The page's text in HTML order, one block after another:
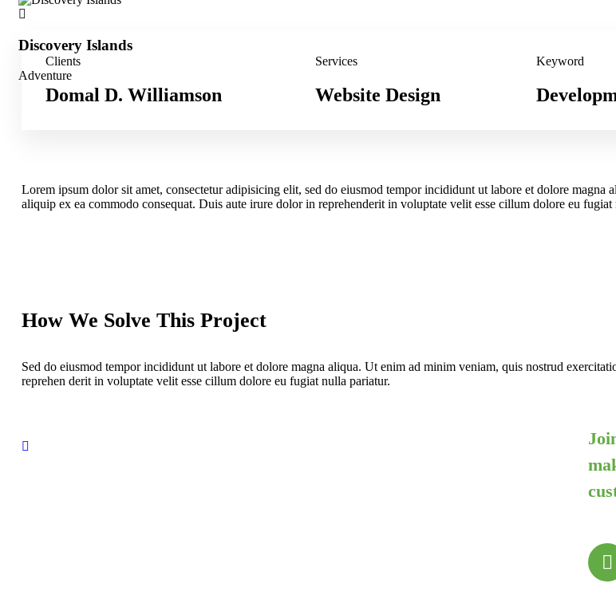
Discovery Islands
Adventure
Clients
Domal D. Williamson
Services
Website Design
Keyword
Lorem ipsum dolor sit amet, consectetur adipisicing elit, sed do eiusmod tempor incididunt ut labore et dolore
aliquip ex ea commodo consequat. Duis aute irure dolor in reprehenderit in voluptate velit esse cillum dolore eu
How We Solve This Project
Sed do eiusmod tempor incididunt ut labore et dolore magna aliqua. Ut enim ad minim veniam, quis nostrud
reprehen derit in voluptate velit esse cillum dolore eu fugiat nulla pariatur.